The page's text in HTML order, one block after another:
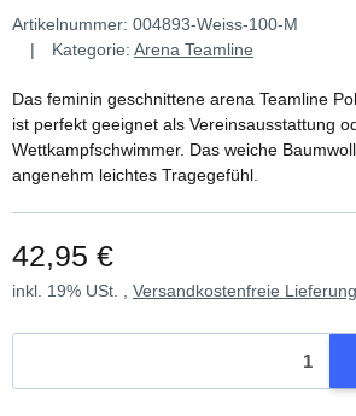
Artikelnummer: 004893-Weiss-100-M
Kategorie: Arena Teamline
Das feminin geschnittene arena Teamline
ist perfekt geeignet als Vereinsausstattung
Wettkampfschwimmer. Das weiche
angenehm leichtes Tragegefühl.
42,95 €
inkl. 19% USt. , Versandkostenfreie Lieferung